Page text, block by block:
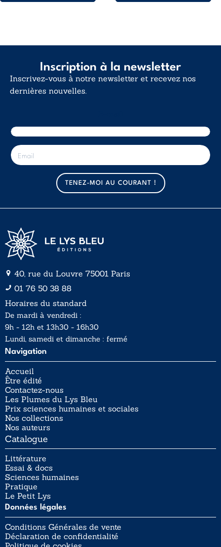
Inscription à la newsletter
Inscrivez-vous à notre newsletter et recevez nos
dernières nouvelles.
E
-
m
TENEZ-MOI AU COURANT !
40, rue du Louvre 75001 Paris
01 76 50 38 88
Horaires du standard
De mardi à vendredi :
9h - 12h et 13h30 - 16h30
Lundi, samedi et dimanche : fermé
Navigation
Accueil
Être édité
Contactez-nous
Les Plumes du Lys Bleu
Prix sciences humaines et sociales
Nos collections
Nos auteurs
Catalogue
Littérature
Essai & docs
Sciences humaines
Pratique
Le Petit Lys
Données légales
Conditions Générales de vente
Déclaration de confidentialité